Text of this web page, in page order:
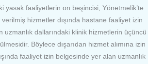
yasak faaliyetlerin on beşincisi, Yönetmelik’te
verilmiş hizmetler dışında hastane faaliyet izin
uzmanlık dallarındaki klinik hizmetlerin üçüncü
Böylece dışarıdan hizmet alımına izin
faaliyet izin belgesinde yer alan uzmanlık